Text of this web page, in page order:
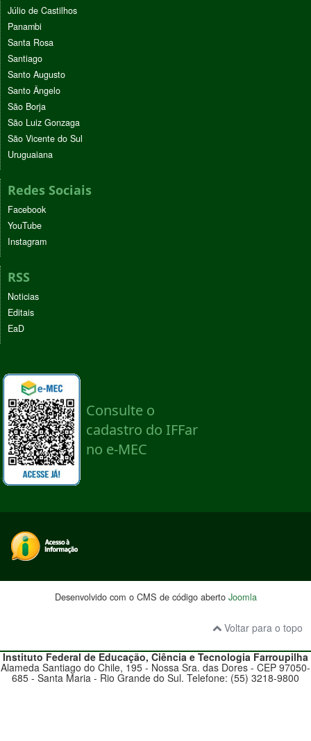
Júlio de Castilhos
Panambi
Santa Rosa
Santiago
Santo Augusto
Santo Ângelo
São Borja
São Luiz Gonzaga
São Vicente do Sul
Uruguaiana
Redes Sociais
Facebook
YouTube
Instagram
RSS
Noticias
Editais
EaD
Desenvolvido com o CMS de código aberto Joomla
Voltar para o topo
Instituto Federal de Educação, Ciência e Tecnologia Farroupilha
Alameda Santiago do Chile, 195 - Nossa Sra. das Dores - CEP 97050-
685 - Santa Maria - Rio Grande do Sul. Telefone: (55) 3218-9800